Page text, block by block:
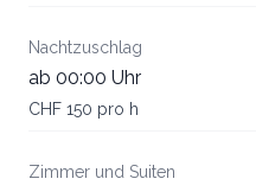
Nachtzuschlag
ab 00:00 Uhr
CHF 150 pro h
Zimmer und Suiten